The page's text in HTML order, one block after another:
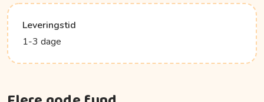
Leveringstid
1-3 dage